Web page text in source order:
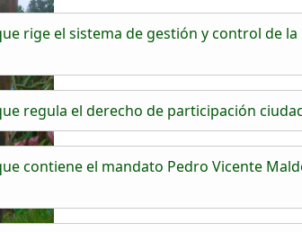
rige el sistema de gestión y control de
regula el derecho de participación
contiene el mandato Pedro Vicente